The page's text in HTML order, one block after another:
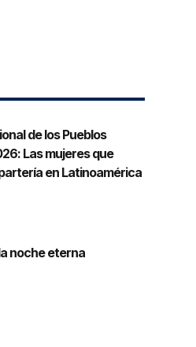
de los Pueblos
Las mujeres que
en Latinoamérica
noche eterna